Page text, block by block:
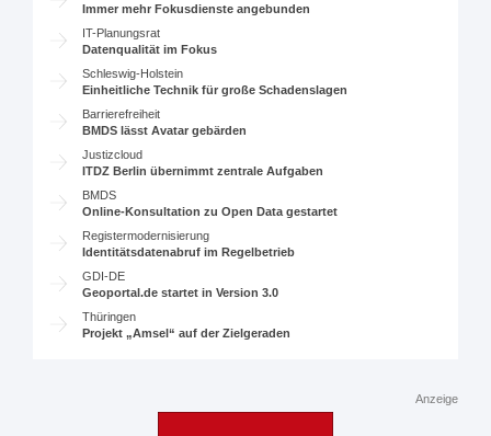
Immer mehr Fokusdienste angebunden
IT-Planungsrat
Datenqualität im Fokus
Schleswig-Holstein
Einheitliche Technik für große Schadenslagen
Barrierefreiheit
BMDS lässt Avatar gebärden
Justizcloud
ITDZ Berlin übernimmt zentrale Aufgaben
BMDS
Online-Konsultation zu Open Data gestartet
Registermodernisierung
Identitätsdatenabruf im Regelbetrieb
GDI-DE
Geoportal.de startet in Version 3.0
Thüringen
Projekt „Amsel“ auf der Zielgeraden
Anzeige